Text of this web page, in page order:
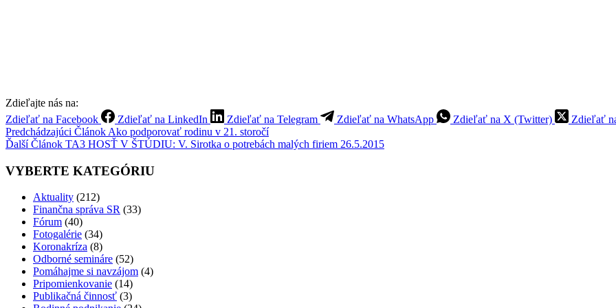
Zdieľajte nás na:
Zdieľať na Facebook
Zdieľať na LinkedIn Zdieľať na Telegram Zdieľať na WhatsApp Zdieľať na X (Twitter)
Zdieľať
Predchádzajúci Článok Ako podporovať rodinu v 21. storočí
ĎalšíČlánok TA3 HOSŤ V ŠTÚDIU: V. Sirotka o potrebách malých firiem 26.5.2015
VYBERTE KATEGÓRIU
Aktuality (212)
Finančna správa SR (33)
Fórum (40)
Fotogalérie (34)
Koronakríza (8)
Odborné semináre (52)
Pomáhajme si navzájom (4)
Pripomienkovanie (14)
Publikačná činnosť (3)